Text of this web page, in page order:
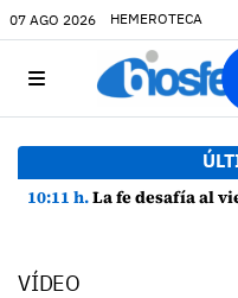
07 AGO 2026 HEMEROTECA
10:11 h.La fe desafía al viento y al
VÍDEO